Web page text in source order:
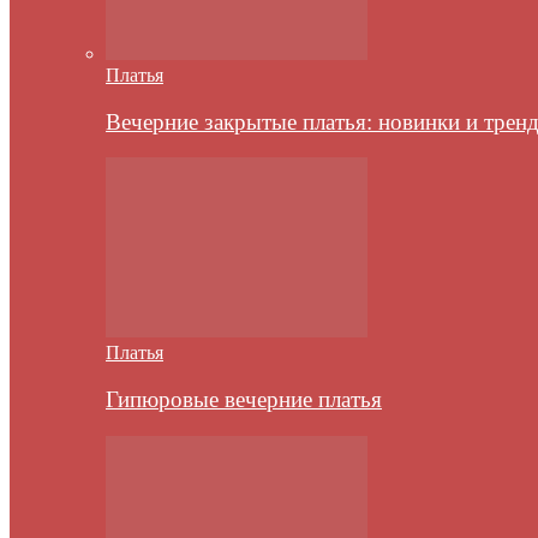
Платья
Вечерние закрытые платья: новинки и
Платья
Гипюровые вечерние платья